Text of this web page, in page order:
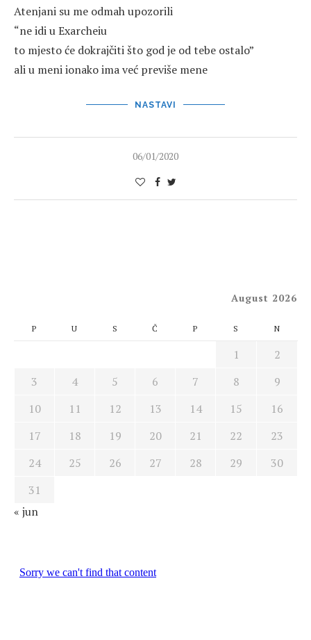
Atenjani su me odmah upozorili
“ne idi u Exarcheiu
to mjesto će dokrajčiti što god je od tebe ostalo”
ali u meni ionako ima već previše mene
NASTAVI
06/01/2020
August 2026
P U S Č P S N
1
2
3
4 5 6 7 8
9
10
11 12 13 14 15
16
17
18 19 20 21 22
23
24
25 26 27 28 29
30
31
« jun